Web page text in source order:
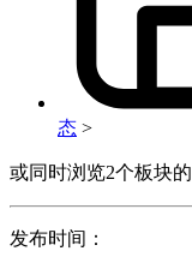
态 >
或同时浏览2个板块的
发布时间：